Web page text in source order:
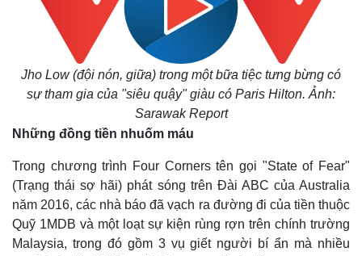
Jho Low (đội nón, giữa) trong một bữa tiệc tưng bừng có
sự tham gia của "siêu quậy" giàu có Paris Hilton. Ảnh:
Sarawak Report
Những đồng tiền nhuốm máu
Trong chương trình Four Corners tên gọi "State of Fear"
(Trạng thái sợ hãi) phát sóng trên Đài ABC của Australia
năm 2016, các nhà báo đã vạch ra đường đi của tiền thuộc
Quỹ 1MDB và một loạt sự kiện rùng rợn trên chính trường
Malaysia, trong đó gồm 3 vụ giết người bí ẩn mà nhiều